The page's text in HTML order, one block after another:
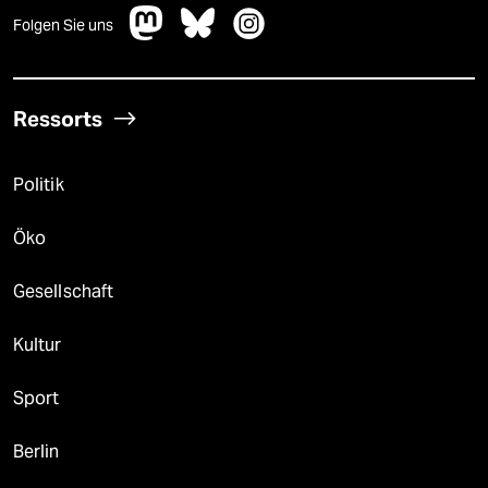
Folgen Sie uns
Ressorts
Politik
Öko
Gesellschaft
Kultur
Sport
Berlin